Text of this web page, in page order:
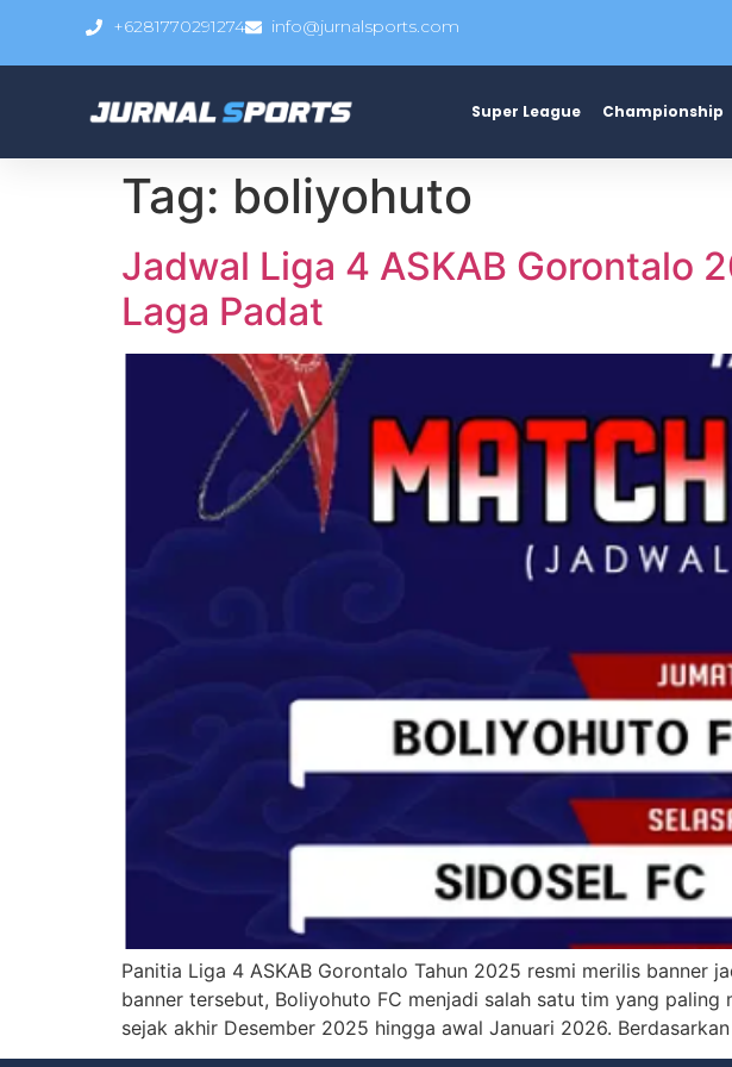
+6281770291274 info@jurnalsports.com
Super League Championship
Tag: boliyohuto
Jadwal Liga 4 ASKAB Gorontalo
Laga Padat
Panitia Liga 4 ASKAB Gorontalo Tahun 2025 resmi merilis banner
banner tersebut, Boliyohuto FC menjadi salah satu tim yang
sejak akhir Desember 2025 hingga awal Januari 2026.